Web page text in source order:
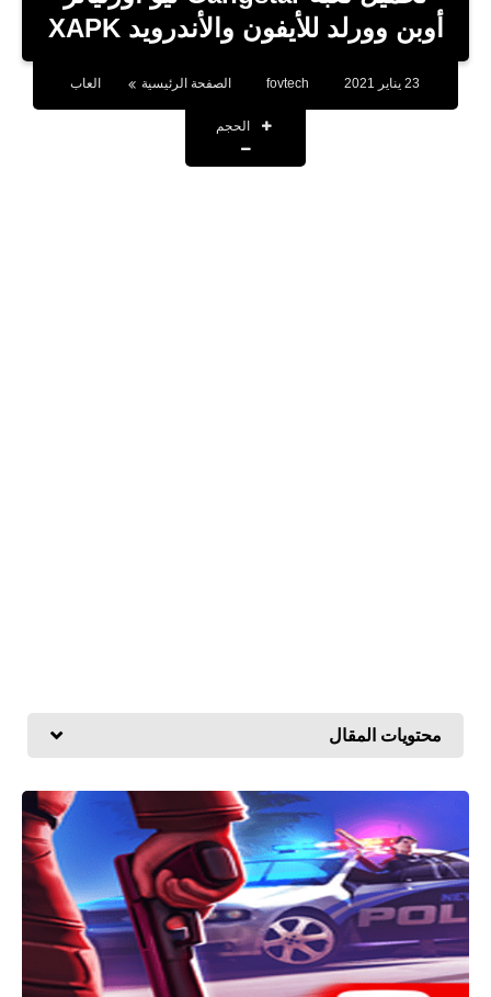
بلوجر
أوبن وورلد للأيفون والأندرويد XAPK
fovtech الصفحة الرئيسية العاب
الحجم
محتويات المقال